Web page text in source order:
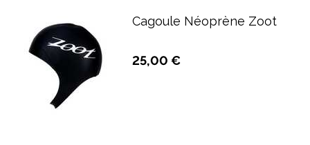
Cagoule Néoprène Zoot
25,00 €